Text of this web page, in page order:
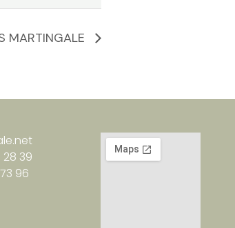
MARTINGALE
39
96